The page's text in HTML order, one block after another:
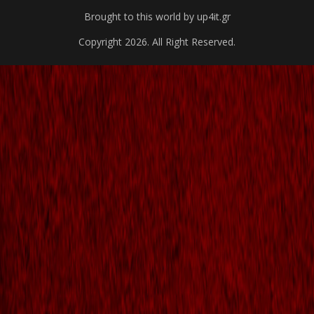
Brought to this world by up4it.gr
Copyright 2026. All Right Reserved.